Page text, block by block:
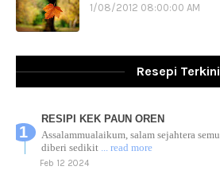
1/08/2012 08:00:00 AM
Resepi Terkini
RESIPI KEK PAUN OREN
Assalammualaikum, salam sejahtera
diberi sedikit
... read more
Feb 12 2024